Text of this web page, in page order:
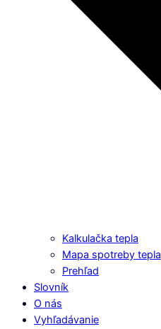
Kalkulačka tepla
Mapa spotreby tepla
Prehľad
Slovník
O nás
Vyhľadávanie